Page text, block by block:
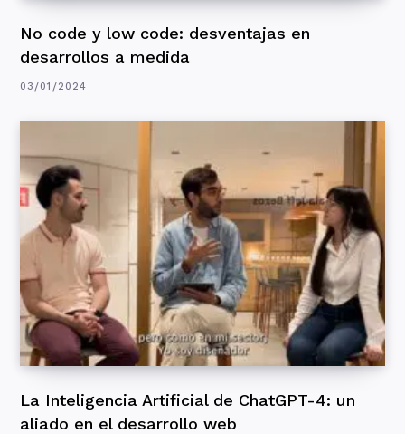
No code y low code: desventajas en
desarrollos a medida
03/01/2024
La Inteligencia Artificial de ChatGPT-4: un
aliado en el desarrollo web